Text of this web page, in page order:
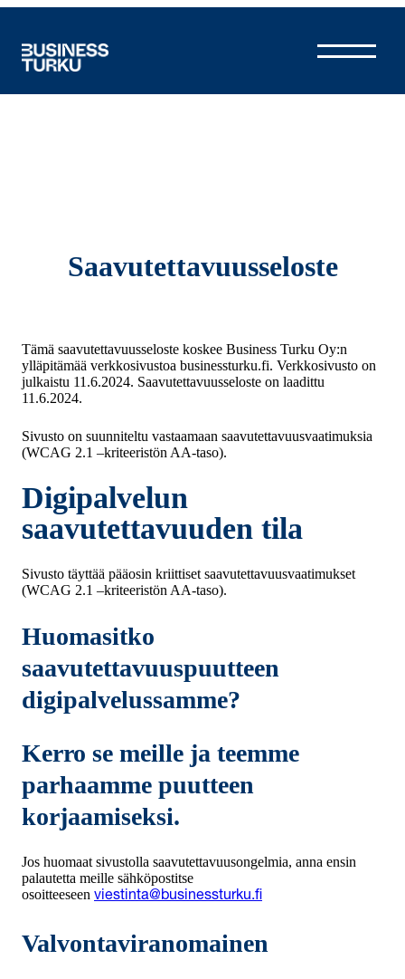
Saavutettavuusseloste
Tämä saavutettavuusseloste koskee Business Turku Oy:n
ylläpitämää verkkosivustoa businessturku.fi. Verkkosivusto on
julkaistu 11.6.2024. Saavutettavuusseloste on laadittu
11.6.2024.
Sivusto on suunniteltu vastaamaan saavutettavuusvaatimuksia
(WCAG 2.1 –kriteeristön AA-taso).
Digipalvelun
saavutettavuuden tila
Sivusto täyttää pääosin kriittiset saavutettavuusvaatimukset
(WCAG 2.1 –kriteeristön AA-taso).
Huomasitko
saavutettavuuspuutteen
digipalvelussamme?
Kerro se meille ja teemme
parhaamme puutteen
korjaamiseksi.
Jos huomaat sivustolla saavutettavuusongelmia, anna ensin
palautetta meille sähköpostitse
osoitteeseen viestinta@businessturku.fi
Valvontaviranomainen